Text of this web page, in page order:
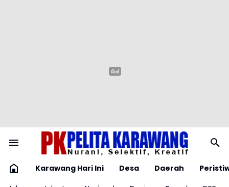
Karawang Hari Ini Desa Daerah